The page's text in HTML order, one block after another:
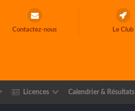
Contactez-nous Le Club
Licences Calendrier & Résultats